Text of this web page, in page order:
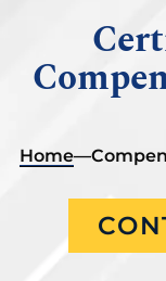
Home—